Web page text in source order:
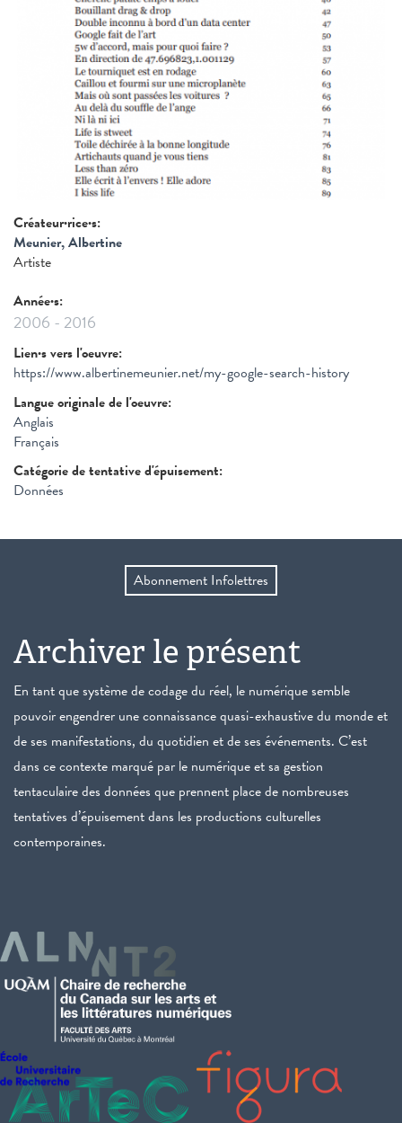
Créateur·rice·s:
Meunier, Albertine
Artiste
Année·s:
2006 - 2016
Lien·s vers l'oeuvre:
https://www.albertinemeunier.net/my-google-search-history
Langue originale de l'oeuvre:
Anglais
Français
Catégorie de tentative d'épuisement:
Données
Abonnement Infolettres
Archiver le présent
En tant que système de codage du réel, le numérique semble
pouvoir engendrer une connaissance quasi-exhaustive du monde et
de ses manifestations, du quotidien et de ses événements. C’est
dans ce contexte marqué par le numérique et sa gestion
tentaculaire des données que prennent place de nombreuses
tentatives d’épuisement dans les productions culturelles
contemporaines.